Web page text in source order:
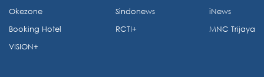
Okezone
Booking Hotel
VISION+
Sindonews
RCTI+
iNews
MNC Trijaya